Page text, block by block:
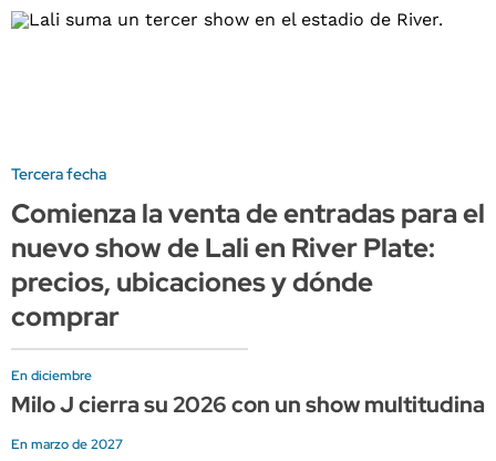
Tercera fecha
Comienza la venta de entradas para el
nuevo show de Lali en River Plate:
precios, ubicaciones y dónde
comprar
En diciembre
Milo J cierra su 2026 con un show
En marzo de 2027